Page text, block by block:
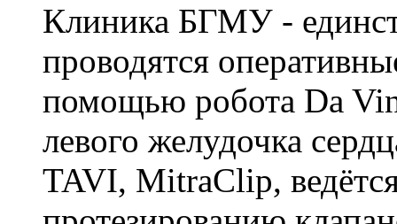
Клиника БГМУ -
проводятся
помощью робота Da
левого желудочка
TAVI, MitraClip,